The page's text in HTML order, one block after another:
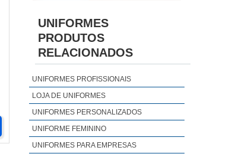
UNIFORMES
PRODUTOS
RELACIONADOS
UNIFORMES PROFISSIONAIS
LOJA DE UNIFORMES
UNIFORMES PERSONALIZADOS
UNIFORME FEMININO
UNIFORMES PARA EMPRESAS